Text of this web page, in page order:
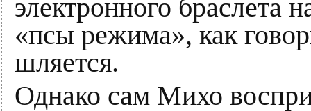
электронного браслета
«псы режима», как
шляется.
Однако сам Михо